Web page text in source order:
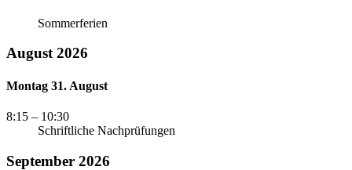
Sommerferien
August 2026
Montag 31. August
8:15 – 10:30
Schriftliche Nachprüfungen
September 2026